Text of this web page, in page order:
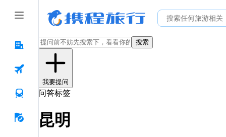
搜索
我要提问
问答标签
昆明